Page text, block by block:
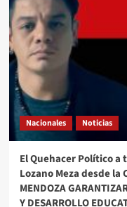
Nacionales Noticias
El Quehacer Político a
Lozano Meza desde la
MENDOZA
Y DESARROLLO